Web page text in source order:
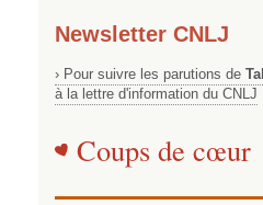
Newsletter CNLJ
› Pour suivre les parutions de
à la lettre d'information du CNLJ
Coups de cœur